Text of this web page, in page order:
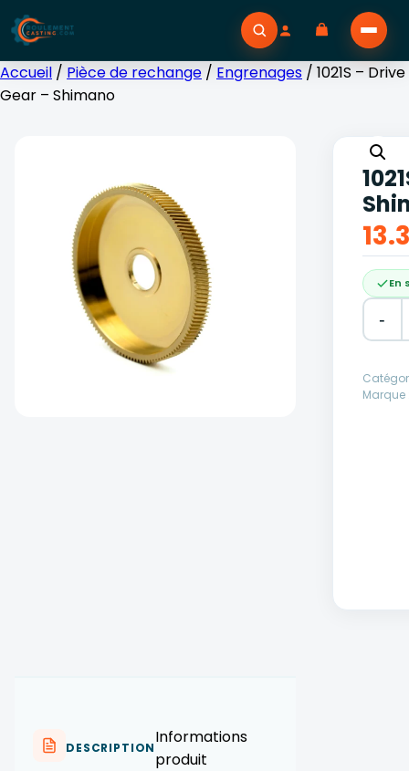
Accueil / Pièce de rechange / Engrenages / 1021S – Drive
Gear – Shimano
En
-
Marque
DESCRIPTION
Informations
produit